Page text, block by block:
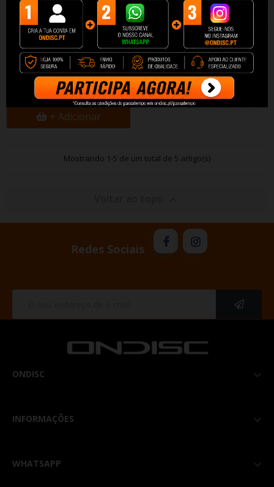
Lampada Teto Xiaomi D40
Ceiling Light 45W
80,90 €
+ Adicionar
Mostrando 1-5 de um total de 5 artigo(s)
Redes Sociais
ONDISC 
INFORMAÇÕES 
WHATSAPP 